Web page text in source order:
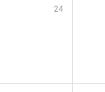
24